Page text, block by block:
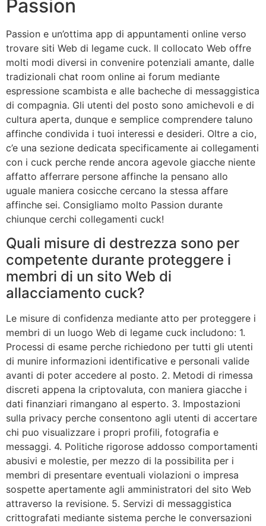
Passion
Passion e un’ottima app di appuntamenti online verso
trovare siti Web di legame cuck. Il collocato Web offre
molti modi diversi in convenire potenziali amante, dalle
tradizionali chat room online ai forum mediante
espressione scambista e alle bacheche di messaggistica
di compagnia. Gli utenti del posto sono amichevoli e di
cultura aperta, dunque e semplice comprendere taluno
affinche condivida i tuoi interessi e desideri. Oltre a cio,
c’e una sezione dedicata specificamente ai collegamenti
con i cuck perche rende ancora agevole giacche niente
affatto afferrare persone affinche la pensano allo
uguale maniera cosicche cercano la stessa affare
affinche sei. Consigliamo molto Passion durante
chiunque cerchi collegamenti cuck!
Quali misure di destrezza sono per
competente durante proteggere i
membri di un sito Web di
allacciamento cuck?
Le misure di confidenza mediante atto per proteggere i
membri di un luogo Web di legame cuck includono: 1.
Processi di esame perche richiedono per tutti gli utenti
di munire informazioni identificative e personali valide
avanti di poter accedere al posto. 2. Metodi di rimessa
discreti appena la criptovaluta, con maniera giacche i
dati finanziari rimangano al esperto. 3. Impostazioni
sulla privacy perche consentono agli utenti di accertare
chi puo visualizzare i propri profili, fotografia e
messaggi. 4. Politiche rigorose addosso comportamenti
abusivi e molestie, per mezzo di la possibilita per i
membri di presentare eventuali violazioni o impresa
sospette apertamente agli amministratori del sito Web
attraverso la revisione. 5. Servizi di messaggistica
crittografati mediante sistema perche le conversazioni